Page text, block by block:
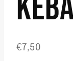
€7,50